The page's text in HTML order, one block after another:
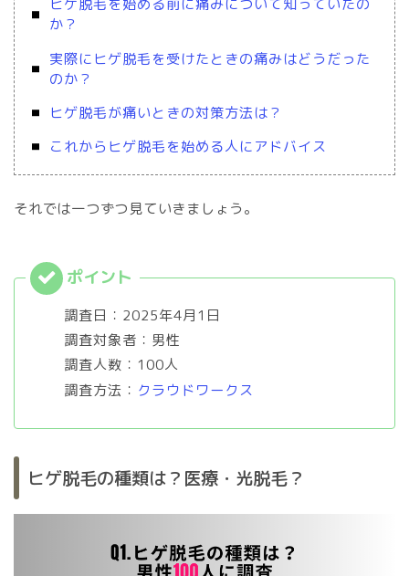
ヒゲ脱毛を始める前に痛みについて知っていたの
か？
実際にヒゲ脱毛を受けたときの痛みはどうだった
のか？
ヒゲ脱毛が痛いときの対策方法は？
これからヒゲ脱毛を始める人にアドバイス
それでは一つずつ見ていきましょう。
調査日：2025年4月1日
調査対象者：男性
調査人数：100人
調査方法： クラウドワークス
ヒゲ脱毛の種類は？医療・光脱毛？